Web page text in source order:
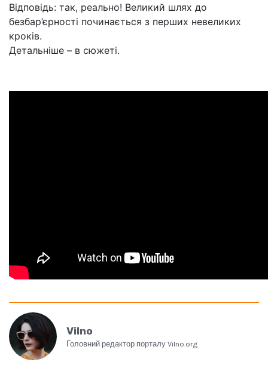
Відповідь: так, реально! Великий шлях до
безбар’єрності починається з перших невеликих
кроків.
Детальніше – в сюжеті.
Vilno
Головний редактор порталу Vilno.org